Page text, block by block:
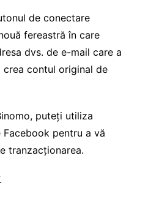
de conectare
fereastră în care
dvs. de e-mail care a
contul original de
puteți utiliza
pentru a vă
tranzacționarea.